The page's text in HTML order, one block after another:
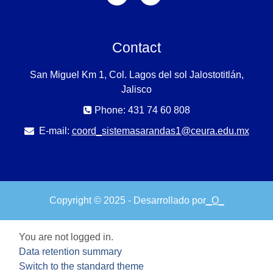
Contact
San Miguel Km 1, Col. Lagos del sol Jalostotitlán,
Jalisco
Phone: 431 74 60 808
E-mail: coord_sistemasarandas1@ceura.edu.mx
Copyright © 2025 - Desarrollado por_O_
You are not logged in.
Data retention summary
Switch to the standard theme